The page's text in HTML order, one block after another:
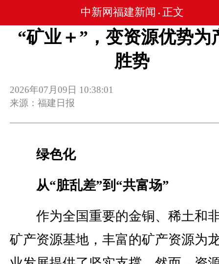
中新网福建新闻 • 正文
“矿业＋”，变资源优势为
胜势
2026年07月09日 10:38:01
来源：福建日报
绿色化
从“脏乱差”到“共富场”
作为全国重要的金铜、稀土和
矿产资源基地，丰富的矿产资源为